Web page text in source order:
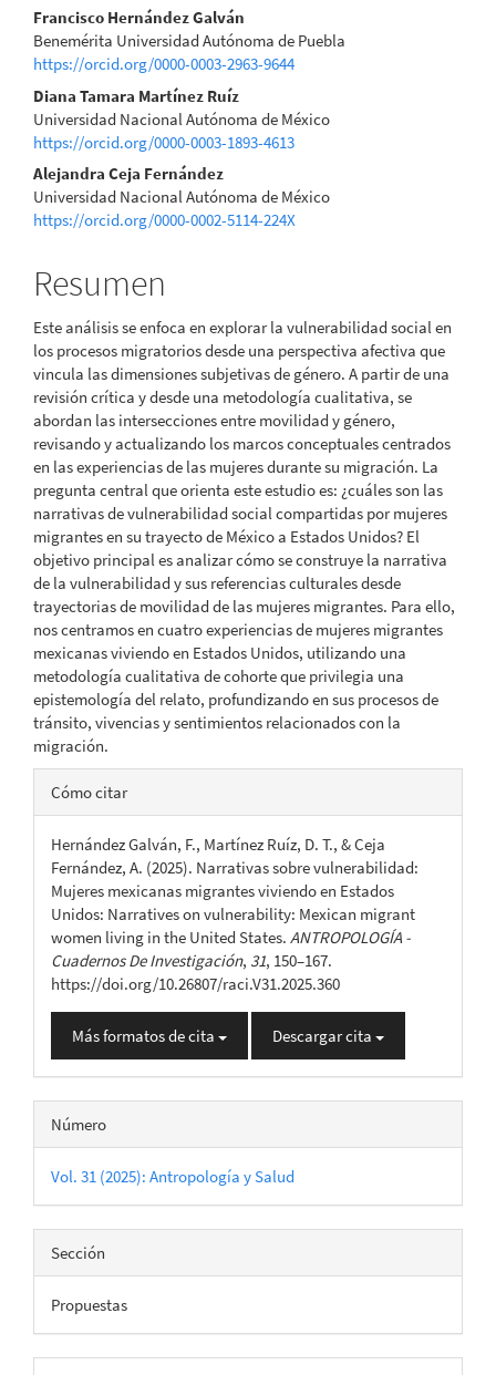
Contenido
principal
del
artículo
Francisco Hernández Galván
Benemérita Universidad Autónoma de Puebla
https://orcid.org/0000-0003-2963-9644
Diana Tamara Martínez Ruíz
Universidad Nacional Autónoma de México
https://orcid.org/0000-0003-1893-4613
Alejandra Ceja Fernández
Universidad Nacional Autónoma de México
https://orcid.org/0000-0002-5114-224X
Resumen
Este análisis se enfoca en explorar la vulnerabilidad social en
los procesos migratorios desde una perspectiva afectiva que
vincula las dimensiones subjetivas de género. A partir de una
revisión crítica y desde una metodología cualitativa, se
abordan las intersecciones entre movilidad y género,
revisando y actualizando los marcos conceptuales centrados
en las experiencias de las mujeres durante su migración. La
pregunta central que orienta este estudio es: ¿cuáles son las
narrativas de vulnerabilidad social compartidas por mujeres
migrantes en su trayecto de México a Estados Unidos? El
objetivo principal es analizar cómo se construye la narrativa
de la vulnerabilidad y sus referencias culturales desde
trayectorias de movilidad de las mujeres migrantes. Para ello,
nos centramos en cuatro experiencias de mujeres migrantes
mexicanas viviendo en Estados Unidos, utilizando una
metodología cualitativa de cohorte que privilegia una
epistemología del relato, profundizando en sus procesos de
tránsito, vivencias y sentimientos relacionados con la
migración.
Detalles
del
artículo
Cómo citar
Hernández Galván, F., Martínez Ruíz, D. T., & Ceja
Fernández, A. (2025). Narrativas sobre vulnerabilidad:
Mujeres mexicanas migrantes viviendo en Estados
Unidos: Narratives on vulnerability: Mexican migrant
women living in the United States. ANTROPOLOGÍA -
Cuadernos De Investigación, 31, 150–167.
https://doi.org/10.26807/raci.V31.2025.360
Más formatos de cita Descargar cita
Número
Vol. 31 (2025): Antropología y Salud
Sección
Propuestas